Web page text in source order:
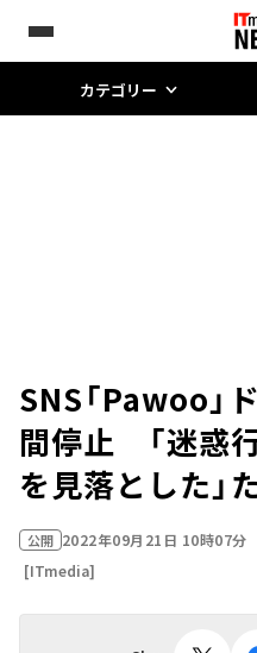
カテゴリー
SNS「Pawoo」
間停止 「迷惑
を見落とした」
公開 2022年09月21日 10時07分
[ITmedia]